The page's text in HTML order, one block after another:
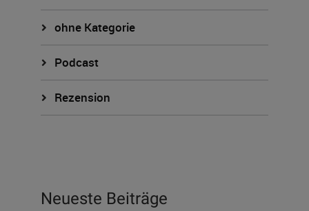
ohne Kategorie
Podcast
Rezension
Neueste Beiträge